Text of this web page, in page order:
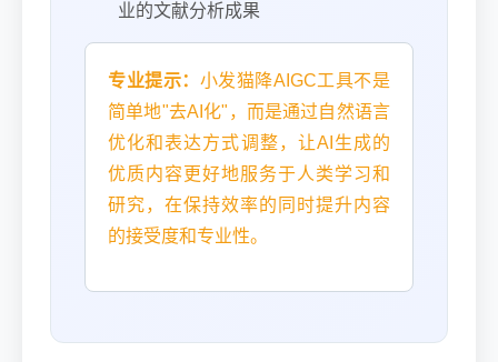
业的文献分析成果
专业提示： 小发猫降AIGC工具不是
简单地"去AI化"，而是通过自然语言
优化和表达方式调整，让AI生成的
优质内容更好地服务于人类学习和
研究，在保持效率的同时提升内容
的接受度和专业性。